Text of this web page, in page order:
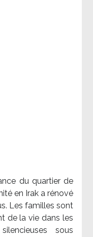
du quartier de
en Irak a rénové
Les familles sont
de la vie dans les
sous